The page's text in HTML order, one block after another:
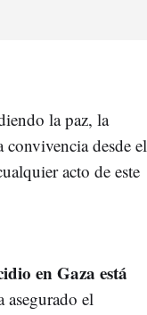
la paz, la
desde el
acto de este
en Gaza está
el